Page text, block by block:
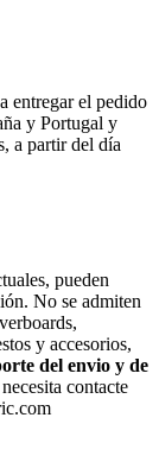
el pedido
y Portugal y
a partir del día
pueden
No se admiten
y accesorios,
del envio y de
contacte